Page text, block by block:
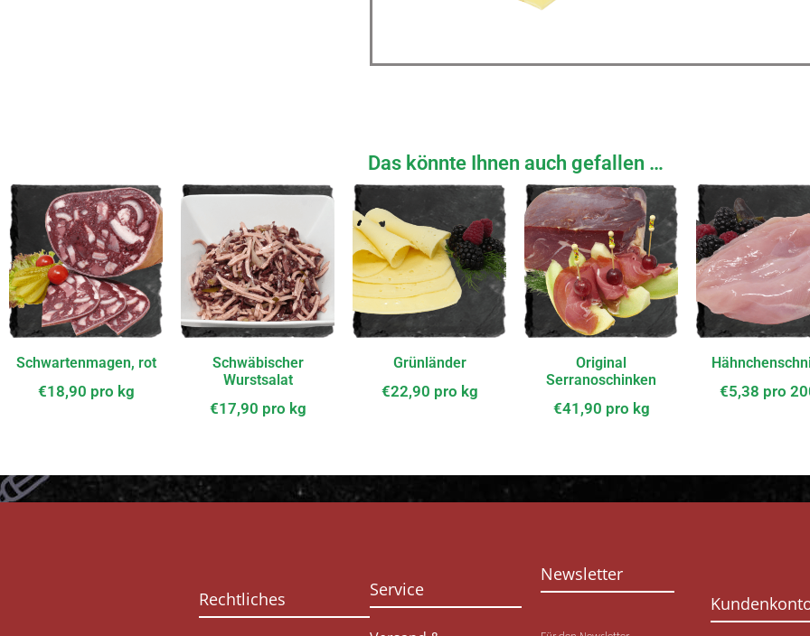
Das könnte Ihnen auch gefallen …
Schwartenmagen, rot
€18,90 pro kg
Schwäbischer
Wurstsalat
€17,90 pro kg
Grünländer
€22,90 pro kg
Original
Serranoschinken
€41,90 pro kg
€5,38 pro
Rechtliches Service
Newsletter